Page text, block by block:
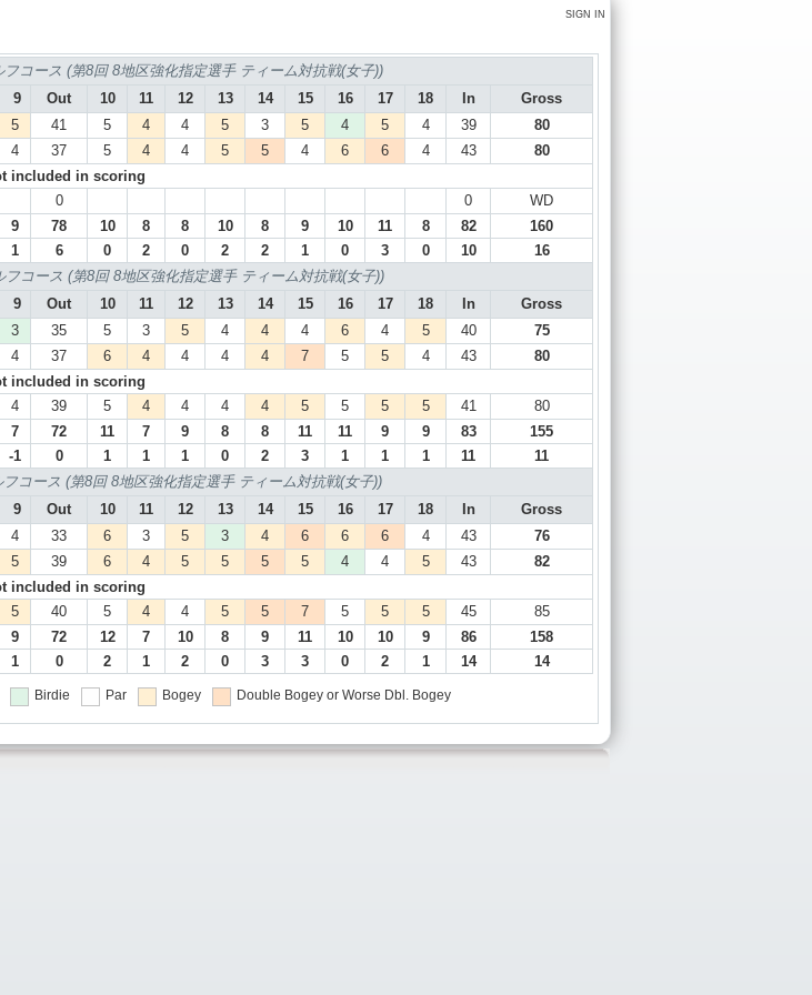
SIGN IN
フコース (第8回 8地区強化指定選手 ティーム対抗戦(女子))
9 Out 10 11 12 13 14 15 16 17 18 In
Gross
5 41 5 4 4 5 3 5 4 5 4 39
80
4 37 5 4 4 5 5 4 6 6 4 43
80
included in scoring
0 0
WD
9 78 10 8 8 10 8 9 10 11 8 82
160
1 6 0 2 0 2 2 1 0 3 0 10
16
フコース (第8回 8地区強化指定選手 ティーム対抗戦(女子))
9 Out 10 11 12 13 14 15 16 17 18 In
Gross
3 35 5 3 5 4 4 4 6 4 5 40
75
4 37 6 4 4 4 4 7 5 5 4 43
80
included in scoring
4 39 5 4 4 4 4 5 5 5 5 41
80
7 72 11 7 9 8 8 11 11 9 9 83
155
-1 0 1 1 1 0 2 3 1 1 1 11
11
フコース (第8回 8地区強化指定選手 ティーム対抗戦(女子))
9 Out 10 11 12 13 14 15 16 17 18 In
Gross
4 33 6 3 5 3 4 6 6 6 4 43
76
5 39 6 4 5 5 5 5 4 4 5 43
82
included in scoring
5 40 5 4 4 5 5 7 5 5 5 45
85
9 72 12 7 10 8 9 11 10 10 9 86
158
1 0 2 1 2 0 3 3 0 2 1 14 14
Birdie Par Bogey Double Bogey or Worse Dbl. Bogey